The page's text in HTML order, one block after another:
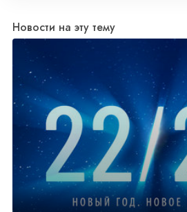
Новости на эту тему